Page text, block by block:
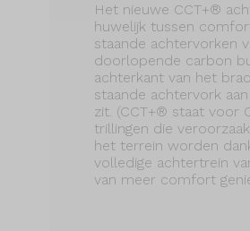
Het nieuwe CCT+®
huwelijk tussen
staande achtervorken
doorlopende carbon
achterkant van het
staande achtervork
zit. (CCT+® staat voor
trillingen die
het terrein worden
volledige achtertrein
van meer comfort